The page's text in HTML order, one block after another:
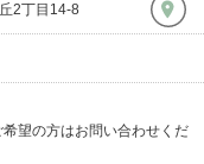
2丁目14-8
望の方はお問い合わせくだ